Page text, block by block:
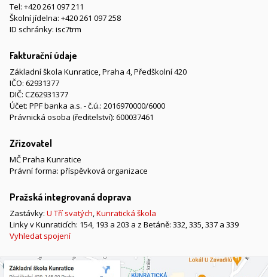
Tel: +420 261 097 211
Školní jídelna: +420 261 097 258
ID schránky: isc7trm
Fakturační údaje
Základní škola Kunratice, Praha 4, Předškolní 420
IČO: 62931377
DIČ: CZ62931377
Účet: PPF banka a.s. - č.ú.: 2016970000/6000
Právnická osoba (ředitelství): 600037461
Zřizovatel
MČ Praha Kunratice
Právní forma: příspěvková organizace
Pražská integrovaná doprava
Zastávky: U Tří svatých,Kunratická škola
Linky v Kunraticích: 154, 193 a 203 a z Betáně: 332, 335, 337 a 339
Vyhledat spojení